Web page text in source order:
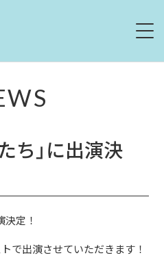
LIVEち」に出演決
定！
で出演させていただきます！